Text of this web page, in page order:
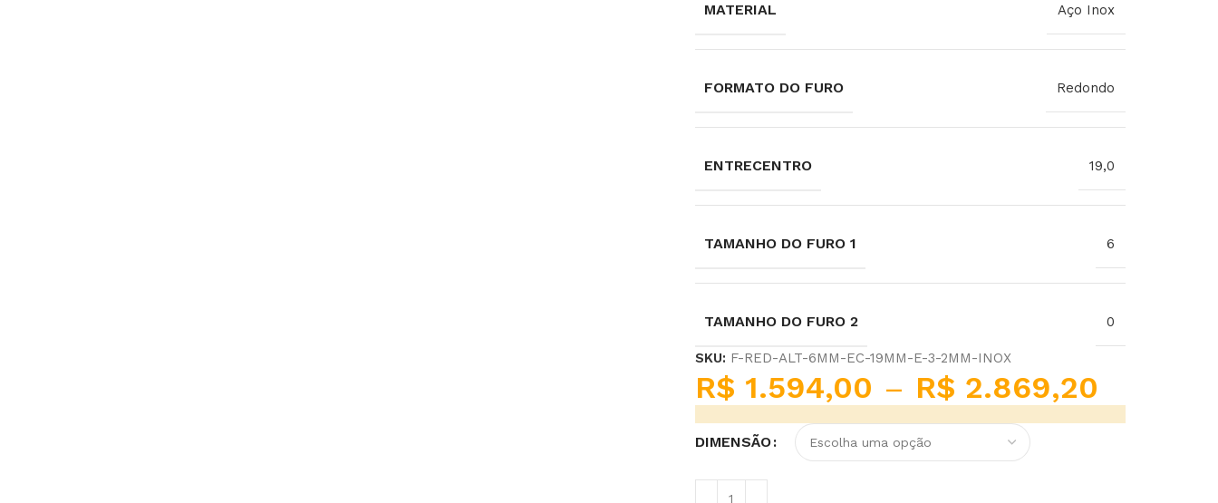
MATERIAL Aço Inox
FORMATO DO FURO Redondo
ENTRECENTRO 19,0
TAMANHO DO FURO 1 6
TAMANHO DO FURO 2 0
SKU: F-RED-ALT-6MM-EC-19MM-E-3-2MM-INOX
R$ 1.594,00 – R$ 2.869,20
DIMENSÃO